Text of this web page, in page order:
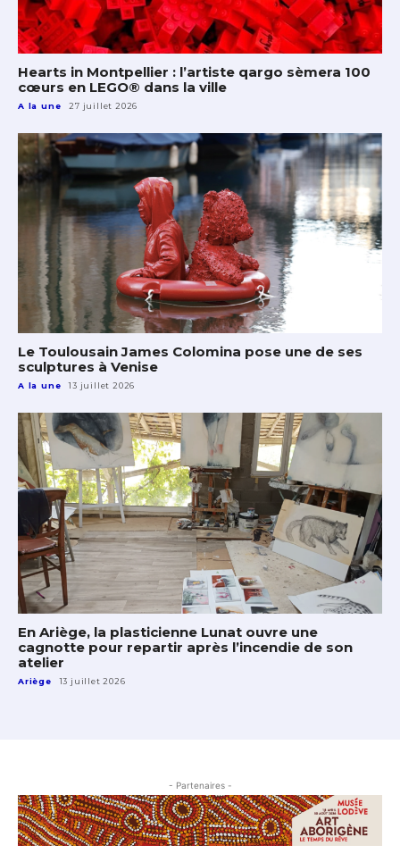
Hearts in Montpellier : l’artiste qargo sèmera 100
cœurs en LEGO® dans la ville
A la une 27 juillet 2026
Le Toulousain James Colomina pose une de ses
sculptures à Venise
A la une 13 juillet 2026
En Ariège, la plasticienne Lunat ouvre une
cagnotte pour repartir après l’incendie de son
atelier
Ariège 13 juillet 2026
- Partenaires -